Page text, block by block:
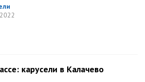
карусели в Калачево